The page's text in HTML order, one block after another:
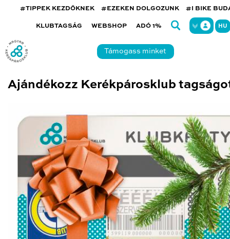
#TIPPEK KEZDŐKNEK #EZEKEN DOLGOZUNK #I BIKE
KLUBTAGSÁG WEBSHOP ADÓ 1% HU
Támogass minket
Ajándékozz Kerékpárosklub